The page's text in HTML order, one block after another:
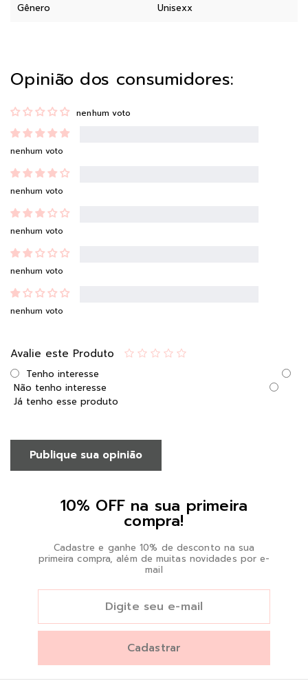
Gênero Unisexx
Opinião dos consumidores:
nenhum voto
nenhum voto
nenhum voto
nenhum voto
nenhum voto
nenhum voto
Avalie este Produto
Tenho interesse
Não tenho interesse
Já tenho esse produto
Publique sua opinião
10% OFF na sua primeira
compra!
Cadastre e ganhe 10% de desconto na sua
primeira compra, além de muitas novidades por e-
mail